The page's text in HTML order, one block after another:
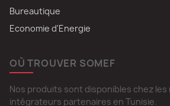
Bureautique
Economie d'Energie
OÙ TROUVER SOMEF
Nos produits sont disponibles chez
intégrateurs partenaires en Tunisie.